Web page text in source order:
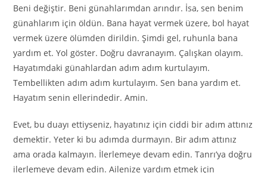
Beni değiştir. Beni günahlarımdan arındır. İsa, sen benim
günahlarım için öldün. Bana hayat vermek üzere, bol hayat
vermek üzere ölümden dirildin. Şimdi gel, ruhunla bana
yardım et. Yol göster. Doğru davranayım. Çalışkan olayım.
Hayatımdaki günahlardan adım adım kurtulayım.
Tembellikten adım adım kurtulayım. Sen bana yardım et.
Hayatım senin ellerindedir. Amin.
Evet, bu duayı ettiyseniz, hayatınız için ciddi bir adım attınız
demektir. Yeter ki bu adımda durmayın. Bir adım attınız
ama orada kalmayın. İlerlemeye devam edin. Tanrı’ya doğru
ilerlemeye devam edin. Ailenize yardım etmek için